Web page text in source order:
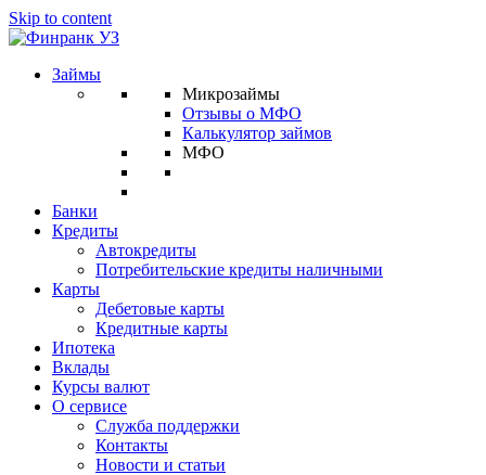
Skip to content
Займы
Микрозаймы
Отзывы о МФО
Калькулятор займов
МФО
Банки
Кредиты
Автокредиты
Потребительские кредиты наличными
Карты
Дебетовые карты
Кредитные карты
Ипотека
Вклады
Курсы валют
О сервисе
Служба поддержки
Контакты
Новости и статьи